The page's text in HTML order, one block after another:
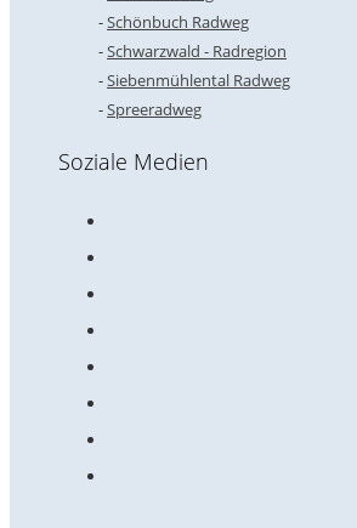
Schönbuch Radweg
Schwarzwald - Radregion
Siebenmühlental Radweg
Spreeradweg
Soziale Medien